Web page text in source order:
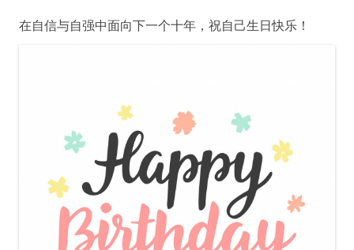
在自信与自强中面向下一个十年，祝自己生日快乐！